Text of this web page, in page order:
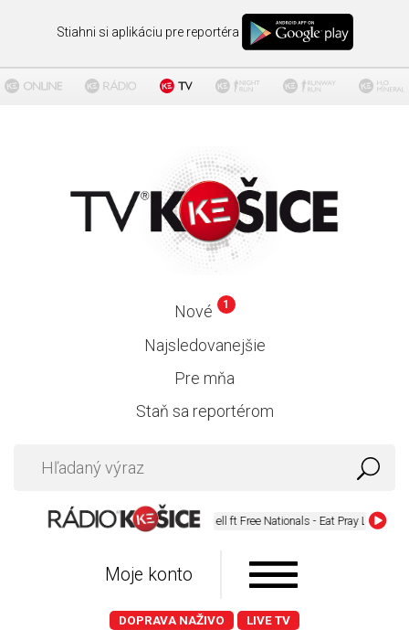
Stiahni si aplikáciu pre reportéra
Nové 1
Najsledovanejšie
Pre mňa
Staň sa reportérom
Paul Russell ft Free Nationals - Eat Pray Love (RMX)
Moje konto
DOPRAVA NAŽIVO LIVE TV